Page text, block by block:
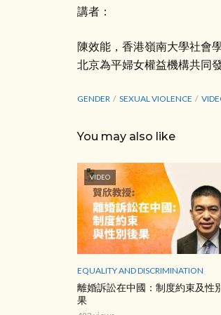
講者：
陳效能，香港嶺南大學社會
北京為平婦女權益機構共同
GENDER SEXUAL VIOLENCE
You may also like
VIDEO
EQUALITY AND DISCRIMINATION
離婚訴訟在中國：制度約束及性
果